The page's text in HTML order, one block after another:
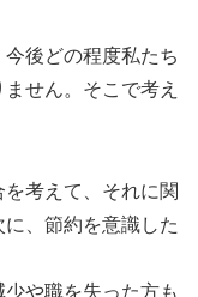
後どの程度私たち
せん。そこで考え
考えて、それに関
、節約を意識した
や職を失った方も